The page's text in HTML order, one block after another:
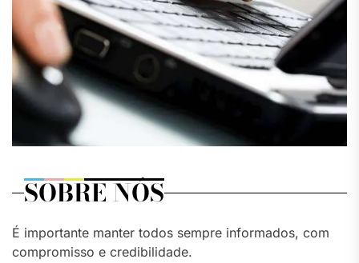
SOBRE NÓS
É importante manter todos sempre informados, com
compromisso e credibilidade.